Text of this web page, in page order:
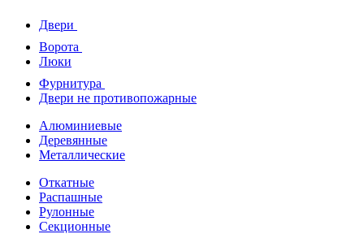
Двери
Ворота
Люки
Фурнитура
Двери не противопожарные
Алюминиевые
Деревянные
Металлические
Откатные
Распашные
Рулонные
Секционные